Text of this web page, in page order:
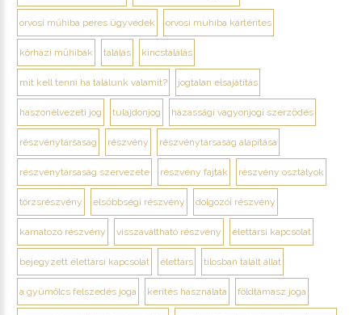
orvosi műhiba peres ügyvédek orvosi muhiba kártérítes
kórházi műhibák találás kincstalálás
mit kell tenni ha találunk valamit? jogtalan elsajátítás
haszonélvezeti jog tulajdonjog házassági vagyonjogi szerződés
részvénytársaság részvény részvénytársaság alapítása
részvénytársaság szervezete részvény fajták részvény osztályok
törzsrészvény elsőbbségi részvény dolgozói részvény
kamatozó részvény visszaváltható részvény élettársi kapcsolat
bejegyzett élettársi kapcsolat élettárs tilosban talált állat
a gyümölcs felszedés joga kerítés használata földtámasz joga